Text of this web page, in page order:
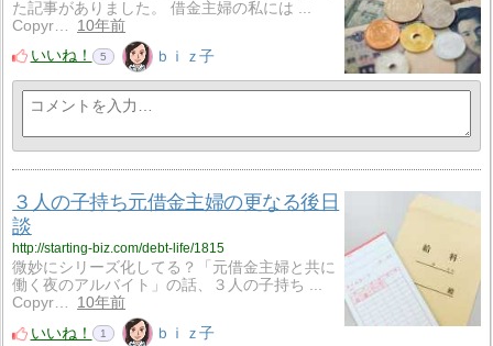
た記事がありました。 借金主婦の私には ...
Copyr…
10年前
いいね！
5 ｂｉｚ子
３人の子持ち元借金主婦の更なる後日
談
http://starting-biz.com/debt-life/1815
微妙にシリーズ化してる？「元借金主婦と共に
働く夜のアルバイト」の話、３人の子持ち ...
Copyr…
10年前
いいね！
1 ｂｉｚ子